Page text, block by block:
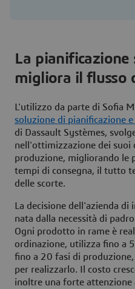
La pianificazione
migliora il flusso
L'utilizzo da parte di Sofia
soluzione di pianificazione
di Dassault Systèmes,
nell'ottimizzazione dei suoi
produzione, migliorando le
tempi di consegna, il tutto
delle scorte.
La decisione dell'azienda
nata dalla necessità di
Ogni prodotto in rame è
ordinazione, utilizza fino a
fino a 20 fasi di
per realizzarlo. Il costo
inoltre una forte attenzione